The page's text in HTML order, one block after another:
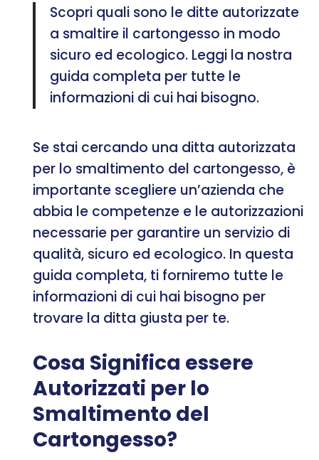
Scopri quali sono le ditte autorizzate
a smaltire il cartongesso in modo
sicuro ed ecologico. Leggi la nostra
guida completa per tutte le
informazioni di cui hai bisogno.
Se stai cercando una ditta autorizzata
per lo smaltimento del cartongesso, è
importante scegliere un’azienda che
abbia le competenze e le autorizzazioni
necessarie per garantire un servizio di
qualità, sicuro ed ecologico. In questa
guida completa, ti forniremo tutte le
informazioni di cui hai bisogno per
trovare la ditta giusta per te.
Cosa Significa essere
Autorizzati per lo
Smaltimento del
Cartongesso?